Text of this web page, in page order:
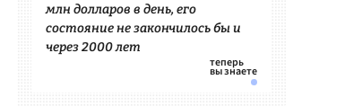
млн долларов в день, его
состояние не закончилось бы и
через 2000 лет